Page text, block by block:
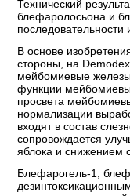
Технический
блефаролосьона и
В основе
стороны, на
мейбомиевые
функции
просвета
нормализации
входят в состав
сопровождается
яблока и снижением
Блефарогель-1,